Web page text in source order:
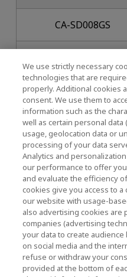
CA-SD008GS
CA-SD032GS
ユーザーマニュアル
製品保証 (PDF : 429KB)
SDHC/SDXCメモリ
We use strictly necessary
technologies that are
properly. Additional cookies
consent. We use them to
information such as the
well as certain personal
usage, geolocation data or
processing of your data
Analytics and
our performance to offer
and evaluate the efficiency
cookies give you access to
our website with usage-
also advertising cookies are
companies (advertising
your data to create
on social media and the
refuse or withdraw your
provided at the bottom of